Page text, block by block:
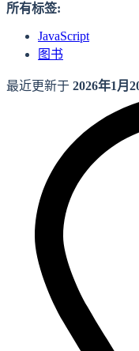
所有标签:
JavaScript
图书
最近更新于 2026年1月